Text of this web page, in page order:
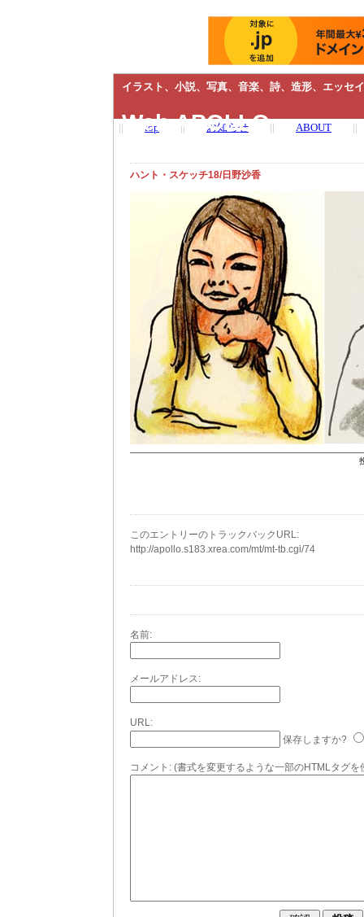
イラスト、小説、写真、音楽、詩、造形、エッ
Web APOLLO
|| top || お知らせ || ABOUT ||
ハント・スケッチ18/日野沙香
このエントリーのトラックバックURL:
http://apollo.s183.xrea.com/mt/mt-tb.cgi/74
名前:
メールアドレス:
URL:
保存しますか?
コメント: (書式を変更するような一部のHTMLタグを